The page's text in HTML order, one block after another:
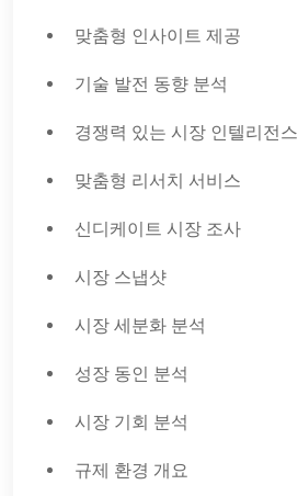
맞춤형 인사이트 제공
기술 발전 동향 분석
경쟁력 있는 시장 인텔리전스
맞춤형 리서치 서비스
신디케이트 시장 조사
시장 스냅샷
시장 세분화 분석
성장 동인 분석
시장 기회 분석
규제 환경 개요